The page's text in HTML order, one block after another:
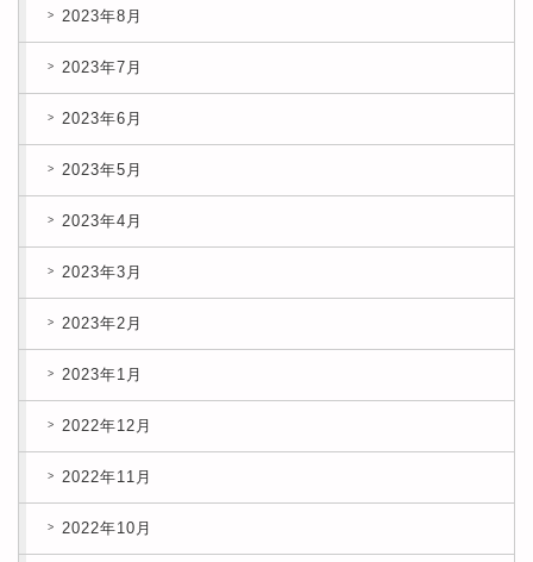
2023年8月
2023年7月
2023年6月
2023年5月
2023年4月
2023年3月
2023年2月
2023年1月
2022年12月
2022年11月
2022年10月